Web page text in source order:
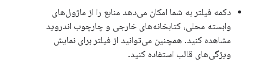
دکمه فیلتر به شما امکان می‌دهد منابع را از ماژول‌های
وابسته محلی، کتابخانه‌های خارجی و چارچوب اندروید
مشاهده کنید. همچنین می‌توانید از فیلتر برای نمایش
ویژگی‌های قالب استفاده کنید.